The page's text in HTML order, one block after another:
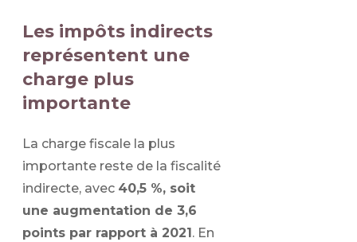
Les impôts indirects
représentent une
charge plus
importante
La charge fiscale la plus
importante reste de la fiscalité
indirecte, avec 40,5 %, soit
une augmentation de 3,6
points par rapport à 2021 . En